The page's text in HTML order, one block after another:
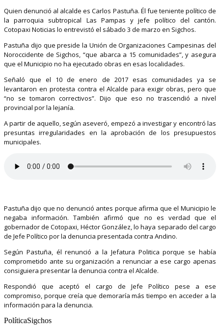
Quien denunció al alcalde es Carlos Pastuña. Él fue teniente político de
la parroquia subtropical Las Pampas y jefe político del cantón.
Cotopaxi Noticias lo entrevistó el sábado 3 de marzo en Sigchos.
Pastuña dijo que preside la Unión de Organizaciones Campesinas del
Noroccidente de Sigchos, “que abarca a 15 comunidades”, y asegura
que el Municipio no ha ejecutado obras en esas localidades.
Señaló que el 10 de enero de 2017 esas comunidades ya se
levantaron en protesta contra el Alcalde para exigir obras, pero que
“no se tomaron correctivos”. Dijo que eso no trascendió a nivel
provincial por la lejanía.
A partir de aquello, según aseveró, empezó a investigar y encontró las
presuntas irregularidades en la aprobación de los presupuestos
municipales.
Pastuña dijo que no denunció antes porque afirma que el Municipio le
negaba información. También afirmó que no es verdad que el
gobernador de Cotopaxi, Héctor González, lo haya separado del cargo
de Jefe Político por la denuncia presentada contra Andino.
Según Pastuña, él renunció a la Jefatura Politica porque se había
comprometido ante su organización a renunciar a ese cargo apenas
consiguiera presentar la denuncia contra el Alcalde.
Respondió que aceptó el cargo de Jefe Político pese a ese
compromiso, porque creía que demoraría más tiempo en acceder a la
información para la denuncia.
PolíticaSigchos